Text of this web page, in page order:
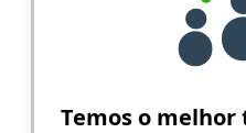
Temos o